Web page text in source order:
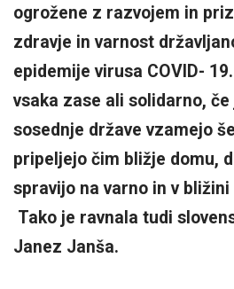
ogrožene z razvojem in
zdravje in varnost
epidemije virusa COVID-
vsaka zase ali solidarno,
sosednje države vzamejo
pripeljejo čim bližje domu,
spravijo na varno in v
Tako je ravnala tudi
Janez Janša.